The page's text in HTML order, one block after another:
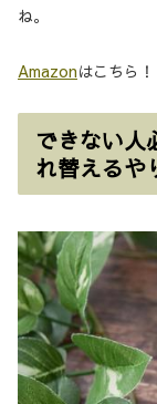
ね。
Amazonはこちら！
できない人
れ替えるや